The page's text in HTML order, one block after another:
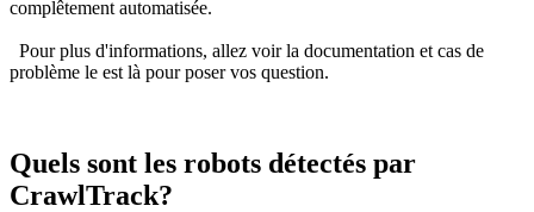
complêtement automatisée.
Pour plus d'informations, allez voir la documentation et cas de
problème le est là pour poser vos question.
Quels sont les robots détectés par
CrawlTrack?